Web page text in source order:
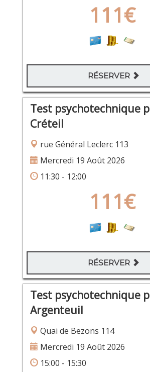
111€
RÉSERVER
Test psychotechnique
Créteil
rue Général Leclerc 113
Mercredi 19 Août 2026
11:30 - 12:00
111€
RÉSERVER
Test psychotechnique
Argenteuil
Quai de Bezons 114
Mercredi 19 Août 2026
15:00 - 15:30